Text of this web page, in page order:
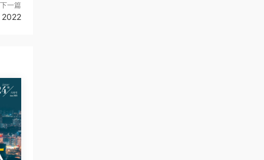
下一篇
2022